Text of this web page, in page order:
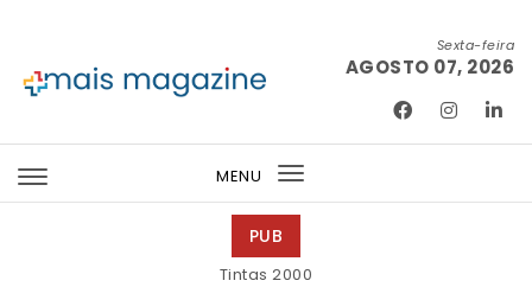
Sexta-feira
AGOSTO 07, 2026
MENU
Toggle
PUB
Tintas 2000